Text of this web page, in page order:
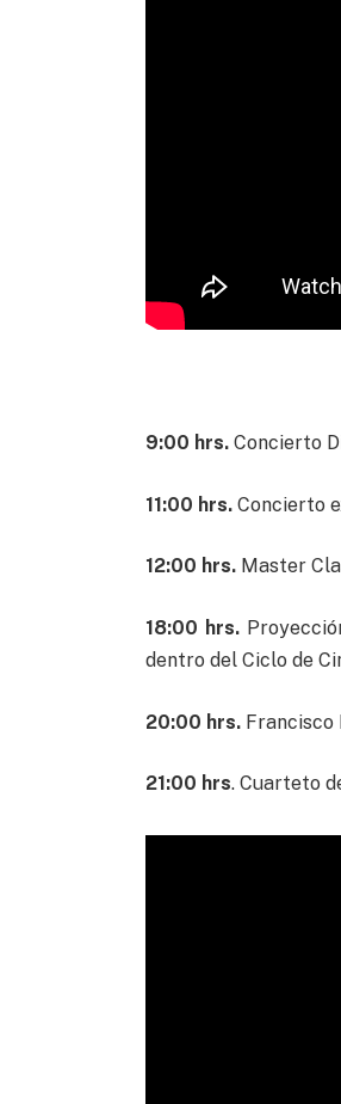
9:00 hrs.Concierto
11:00 hrs.Concierto
12:00 hrs.Master
18:00 hrs.
dentro del Ciclo de
20:00 hrs.Francisco
21:00 hrs. Cuarteto